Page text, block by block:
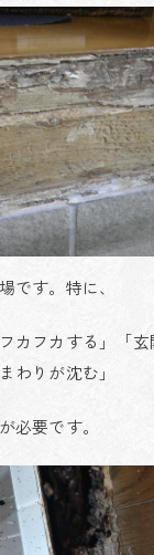
です。特に、
カフカする」「
わりが沈む」
必要です。